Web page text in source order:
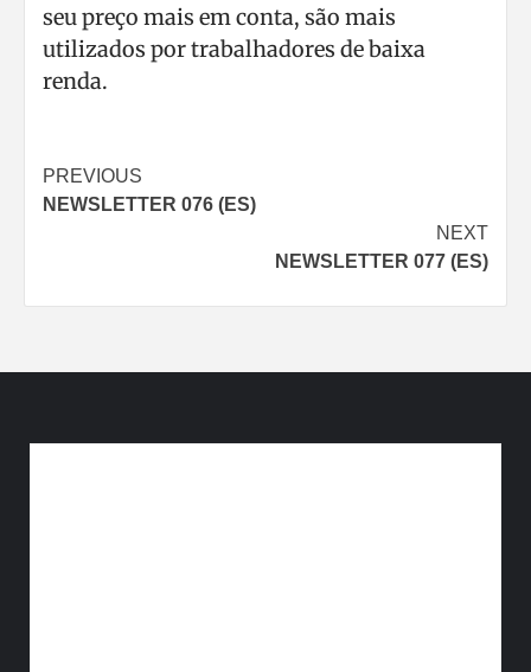
seu preço mais em conta, são mais
utilizados por trabalhadores de baixa
renda.
Post
navigation
PREVIOUS
NEWSLETTER 076 (ES)
NEXT
NEWSLETTER 077 (ES)